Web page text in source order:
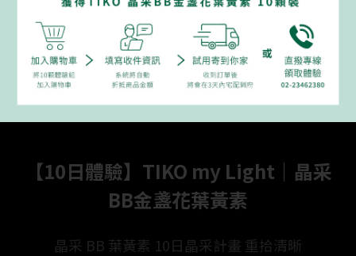
【10日體驗】TIKO my Light｜晶采
BB金盞花葉黃素
晶采 BB 葉黃素 10日晶采計畫 重拾清晰